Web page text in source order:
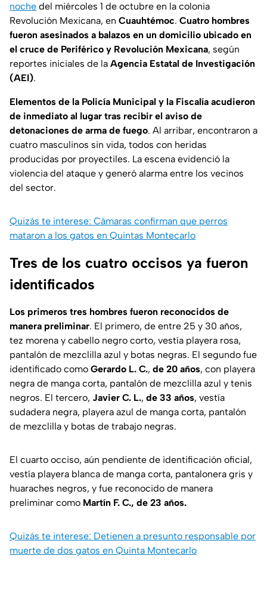
noche del miércoles 1 de octubre en la colonia
Revolución Mexicana, en Cuauhtémoc. Cuatro hombres
fueron asesinados a balazos en un domicilio ubicado en
el cruce de Periférico y Revolución Mexicana, según
reportes iniciales de la Agencia Estatal de Investigación
(AEI).
Elementos de la Policía Municipal y la Fiscalía acudieron
de inmediato al lugar tras recibir el aviso de
detonaciones de arma de fuego. Al arribar, encontraron a
cuatro masculinos sin vida, todos con heridas
producidas por proyectiles. La escena evidenció la
violencia del ataque y generó alarma entre los vecinos
del sector.
Quizás te interese: Cámaras confirman que perros
mataron a los gatos en Quintas Montecarlo
Tres de los cuatro occisos ya fueron
identificados
Los primeros tres hombres fueron reconocidos de
manera preliminar. El primero, de entre 25 y 30 años,
tez morena y cabello negro corto, vestía playera rosa,
pantalón de mezclilla azul y botas negras. El segundo fue
identificado como Gerardo L. C., de 20 años, con playera
negra de manga corta, pantalón de mezclilla azul y tenis
negros. El tercero, Javier C. L., de 33 años, vestía
sudadera negra, playera azul de manga corta, pantalón
de mezclilla y botas de trabajo negras.
El cuarto occiso, aún pendiente de identificación oficial,
vestía playera blanca de manga corta, pantalonera gris y
huaraches negros, y fue reconocido de manera
preliminar como Martín F. C., de 23 años.
Quizás te interese: Detienen a presunto responsable por
muerte de dos gatos en Quinta Montecarlo